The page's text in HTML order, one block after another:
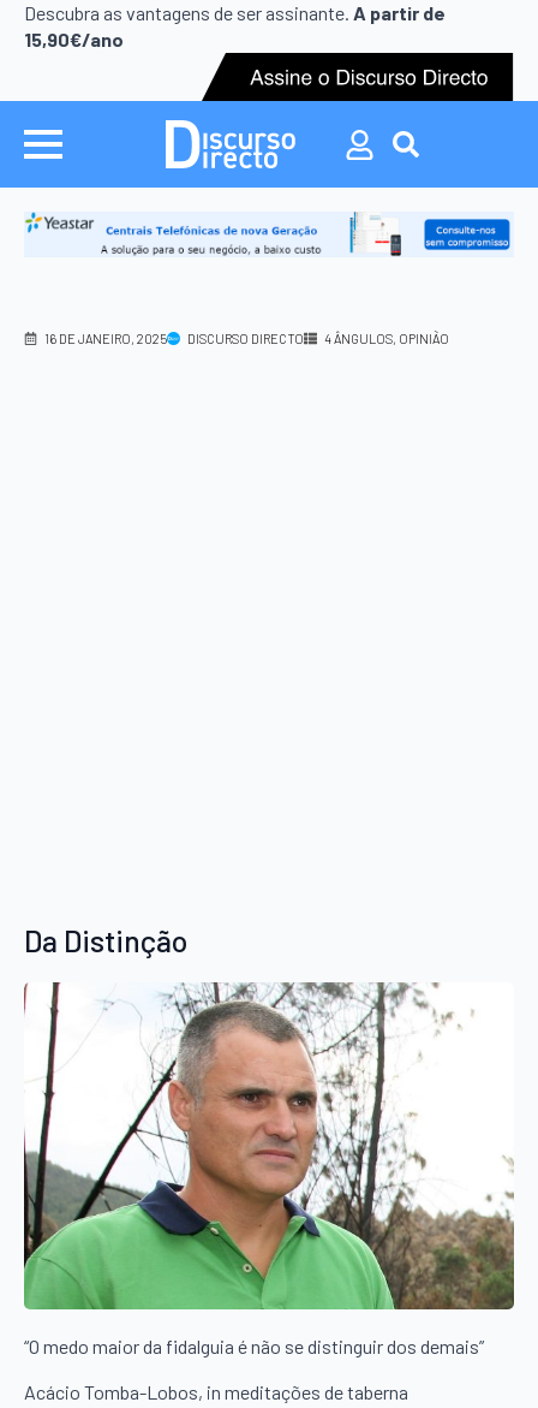
Descubra as vantagens de ser assinante. A partir de
15,90€/ano
Search
for:
Search
16 DE JANEIRO, 2025 DISCURSO DIRECTO 4 ÂNGULOS OPINIÃO
Da Distinção
“O medo maior da fidalguia é não se distinguir dos demais”
Acácio Tomba-Lobos, in meditações de taberna